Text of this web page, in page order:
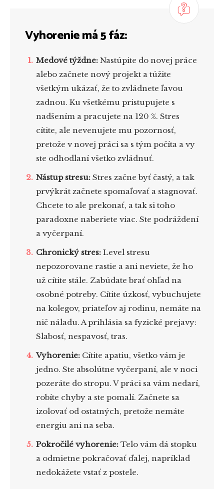
Vyhorenie má 5 fáz:
Medové týždne: Nastúpite do novej práce
alebo začnete nový projekt a túžite
všetkým ukázať, že to zvládnete ľavou
zadnou. Ku všetkému pristupujete s
nadšením a pracujete na 120 %. Stres
cítite, ale nevenujete mu pozornosť,
pretože v novej práci sa s tým počíta a vy
ste odhodlaní všetko zvládnuť.
Nástup stresu: Stres začne byť častý, a tak
prvýkrát začnete spomaľovať a stagnovať.
Chcete to ale prekonať, a tak si toho
paradoxne naberiete viac. Ste podráždení
a vyčerpaní.
Chronický stres: Level stresu
nepozorovane rastie a ani neviete, že ho
už cítite stále. Zabúdate brať ohľad na
osobné potreby. Cítite úzkosť, vybuchujete
na kolegov, priateľov aj rodinu, nemáte na
nič náladu. A prihlásia sa fyzické prejavy:
Slabosť, nespavosť, tras.
Vyhorenie: Cítite apatiu, všetko vám je
jedno. Ste absolútne vyčerpaní, ale v noci
pozeráte do stropu. V práci sa vám nedarí,
robíte chyby a ste pomalí. Začnete sa
izolovať od ostatných, pretože nemáte
energiu ani na seba.
Pokročilé vyhorenie: Telo vám dá stopku
a odmietne pokračovať ďalej, napríklad
nedokážete vstať z postele.